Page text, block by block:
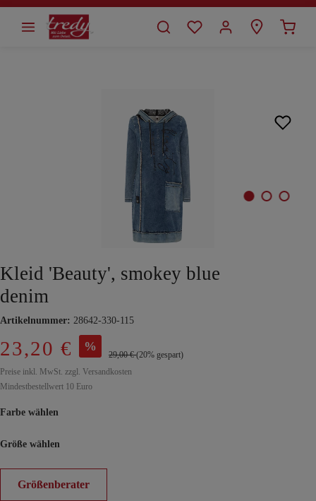
springen
Kleid 'Beauty', smokey blue
denim
Artikelnummer: 28642-330-115
23,20 € %
29,00 €(20% gespart)
Preise inkl. MwSt. zzgl. Versandkosten
Mindestbestellwert 10 Euro
Farbe wählen
Größe wählen
Größenberater